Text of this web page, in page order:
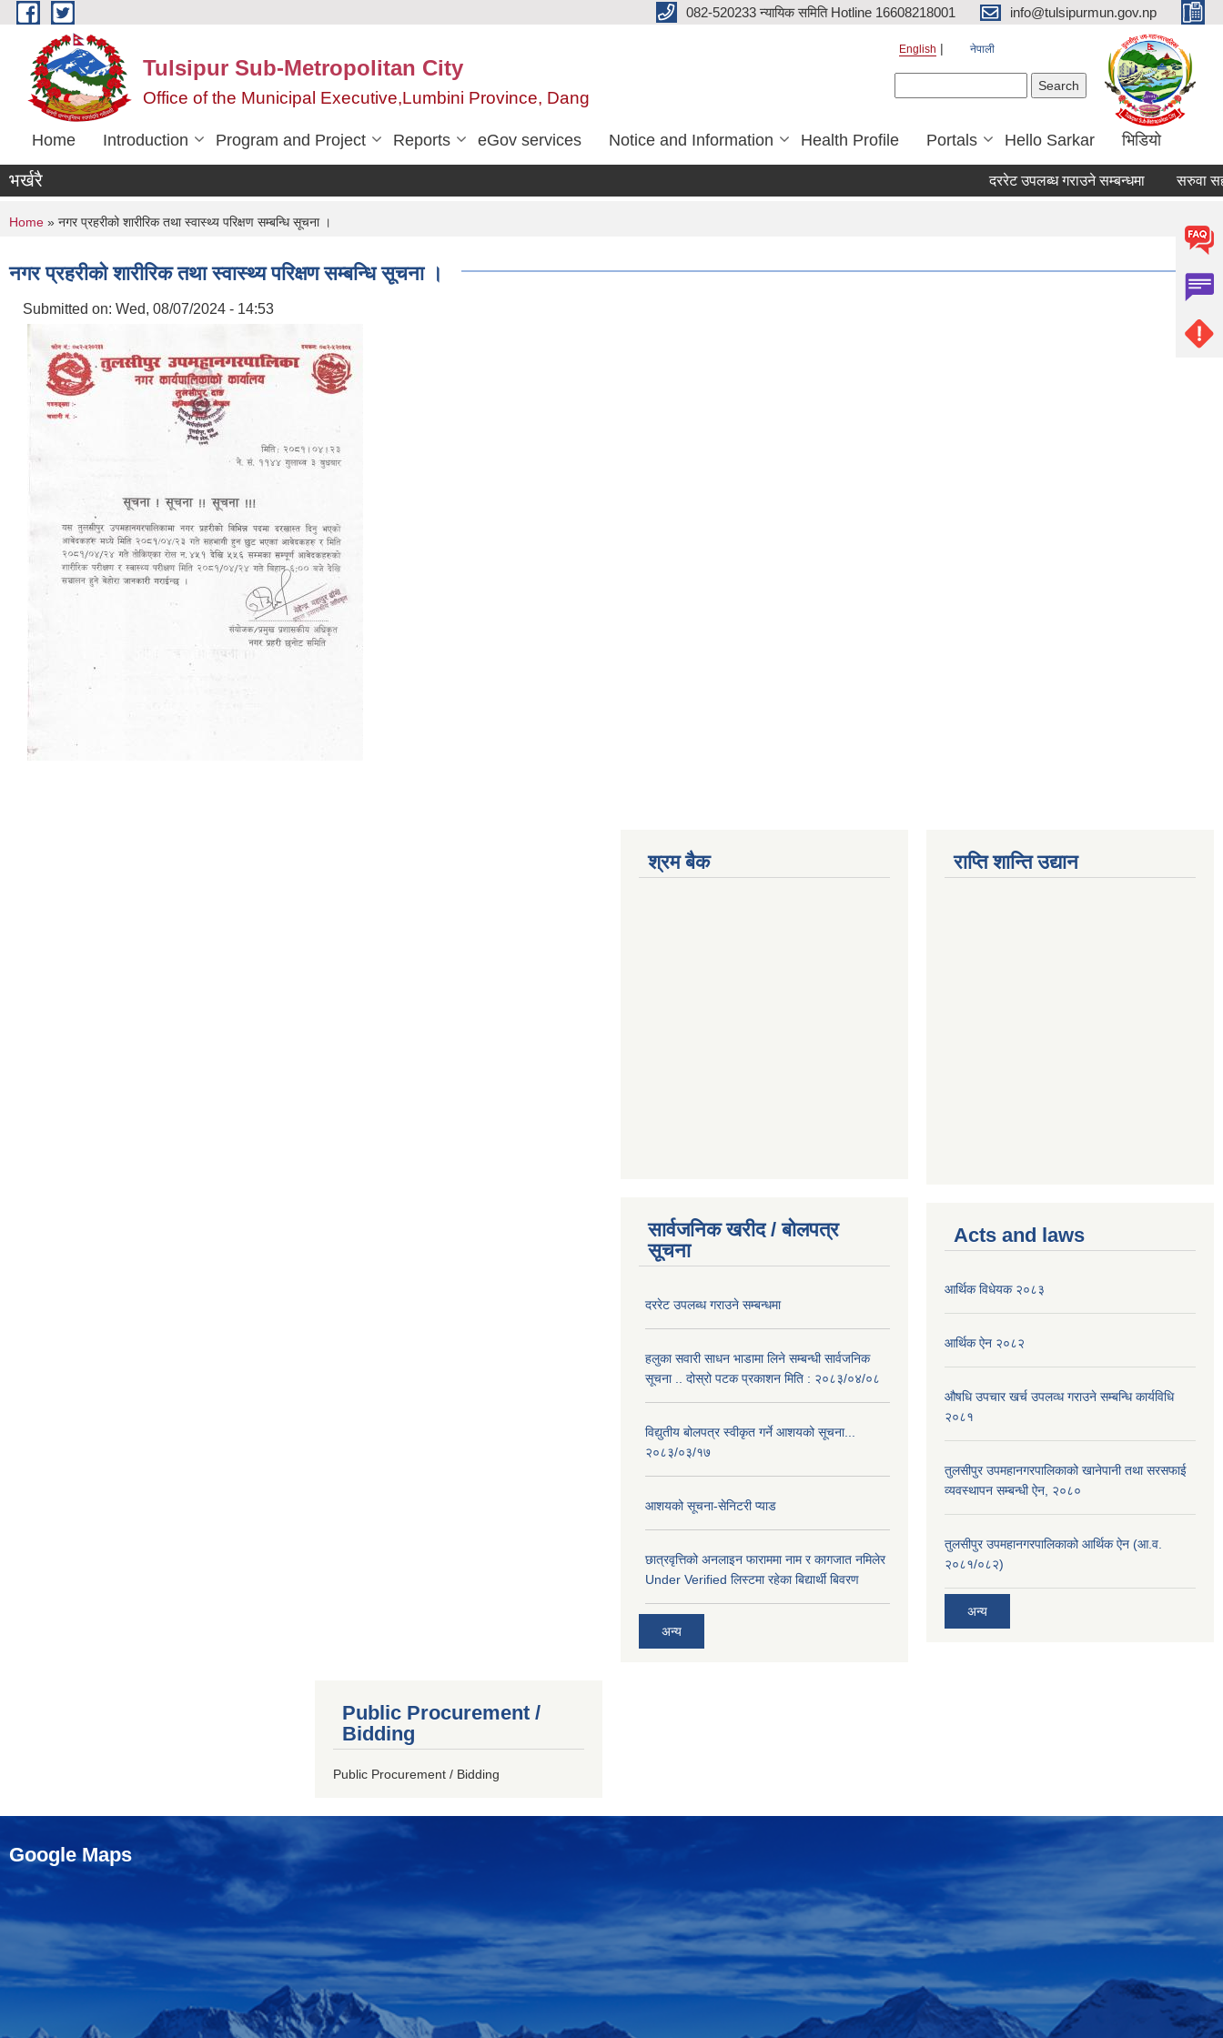
Skip to main content 082-520233 न्यायिक समिति Hotline 16608218001 info@tulsipurmun.gov.np
Tulsipur Sub-Metropolitan City
Office of the Municipal Executive,Lumbini Province, Dang
English नेपाली
Home Introduction Program and Project Reports eGov services Notice and Information Health Profile Portals Hello Sarkar भिडियो
भर्खरै दररेट उपलब्ध गराउने सम्बन्धमा सरुवा
You are here
Home » नगर प्रहरीको शारीरिक तथा स्वास्थ्य परिक्षण सम्बन्धि सूचना ।
नगर प्रहरीको शारीरिक तथा स्वास्थ्य परिक्षण सम्बन्धि सूचना ।
Submitted on: Wed, 08/07/2024 - 14:53
श्रम बैक
सार्वजनिक खरीद / बोलपत्र
सूचना
दररेट उपलब्ध गराउने सम्बन्धमा
हलुका सवारी साधन भाडामा लिने सम्बन्धी सार्वजनिक
सूचना .. दोस्रो पटक प्रकाशन मिति : २०८३/०४/०८
विद्युतीय बोलपत्र स्वीकृत गर्ने आशयको सूचना...
२०८३/०३/१७
आशयको सूचना-सेनिटरी प्याड
छात्रवृत्तिको अनलाइन फाराममा नाम र कागजात नमिलेर
Under Verified लिस्टमा रहेका बिद्यार्थी बिवरण
अन्य
राप्ति शान्ति उद्यान
Acts and laws
आर्थिक विधेयक २०८३
आर्थिक ऐन २०८२
औषधि उपचार खर्च उपलव्ध गराउने सम्बन्धि कार्यविधि
२०८१
तुलसीपुर उपमहानगरपालिकाको खानेपानी तथा सरसफाई
व्यवस्थापन सम्बन्धी ऐन, २०८०
तुलसीपुर उपमहानगरपालिकाको आर्थिक ऐन (आ.व.
२०८१/०८२)
अन्य
Public Procurement /
Bidding
Public Procurement / Bidding
Google Maps